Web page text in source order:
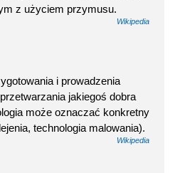
z użyciem przymusu.
Wikipedia
i prowadzenia
jakiegoś dobra
może oznaczać konkretny
technologia malowania).
Wikipedia